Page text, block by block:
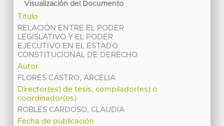
Visualización del Documento
Título
RELACIÓN ENTRE EL PODER
LEGISLATIVO Y EL PODER
EJECUTIVO EN EL ESTADO
CONSTITUCIONAL DE DERECHO
Autor
FLORES CASTRO, ARCELIA
Director(es) de tesis, compilador(es) o
coordinador(es)
ROBLES CARDOSO, CLAUDIA
Fecha de publicación